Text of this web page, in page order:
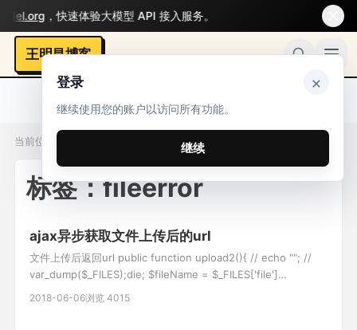
登录 ×
继续使用您的账户以访问所有功能。
继续
，快速体验大模型 API 接入服务。
王明昌博客
当前位置：标签 / fileerror
标签：fileerror
ajax异步获取文件上传后的url
文件上传后返回url public function upload2(){ // echo ""; //
var_dump($_FILES);die; $fileName = $_FILES['file']
['name'];//文件名 $tmpName = $_FILES['file']['tmp_name'];//
2018-06-06浏览 4015